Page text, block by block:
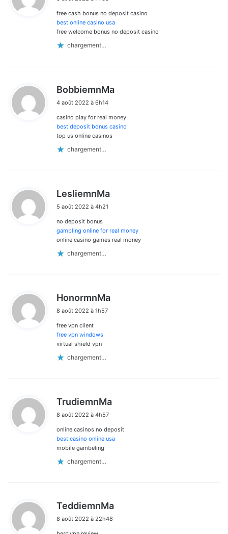
:
free cash bonus no deposit casino
best online casino usa
free welcome bonus no deposit casino
chargement…
BobbiemnMa
:
4 août 2022 à 6h14
casino play for real money
best deposit bonus casino
top us online casinos
chargement…
LesliemnMa
:
5 août 2022 à 4h21
no deposit bonus
gambling online for real money
online casino games real money
chargement…
HonormnMa
8 août 2022 à 1h57
free vpn client
free vpn windows
virtual shield vpn
chargement…
TrudiemnMa
:
8 août 2022 à 4h57
online casinos no deposit
best casino online usa
mobile gambeling
chargement…
TeddiemnMa
8 août 2022 à 22h48